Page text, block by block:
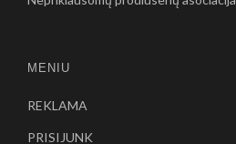
MENIU
REKLAMA
PRISIJUNK